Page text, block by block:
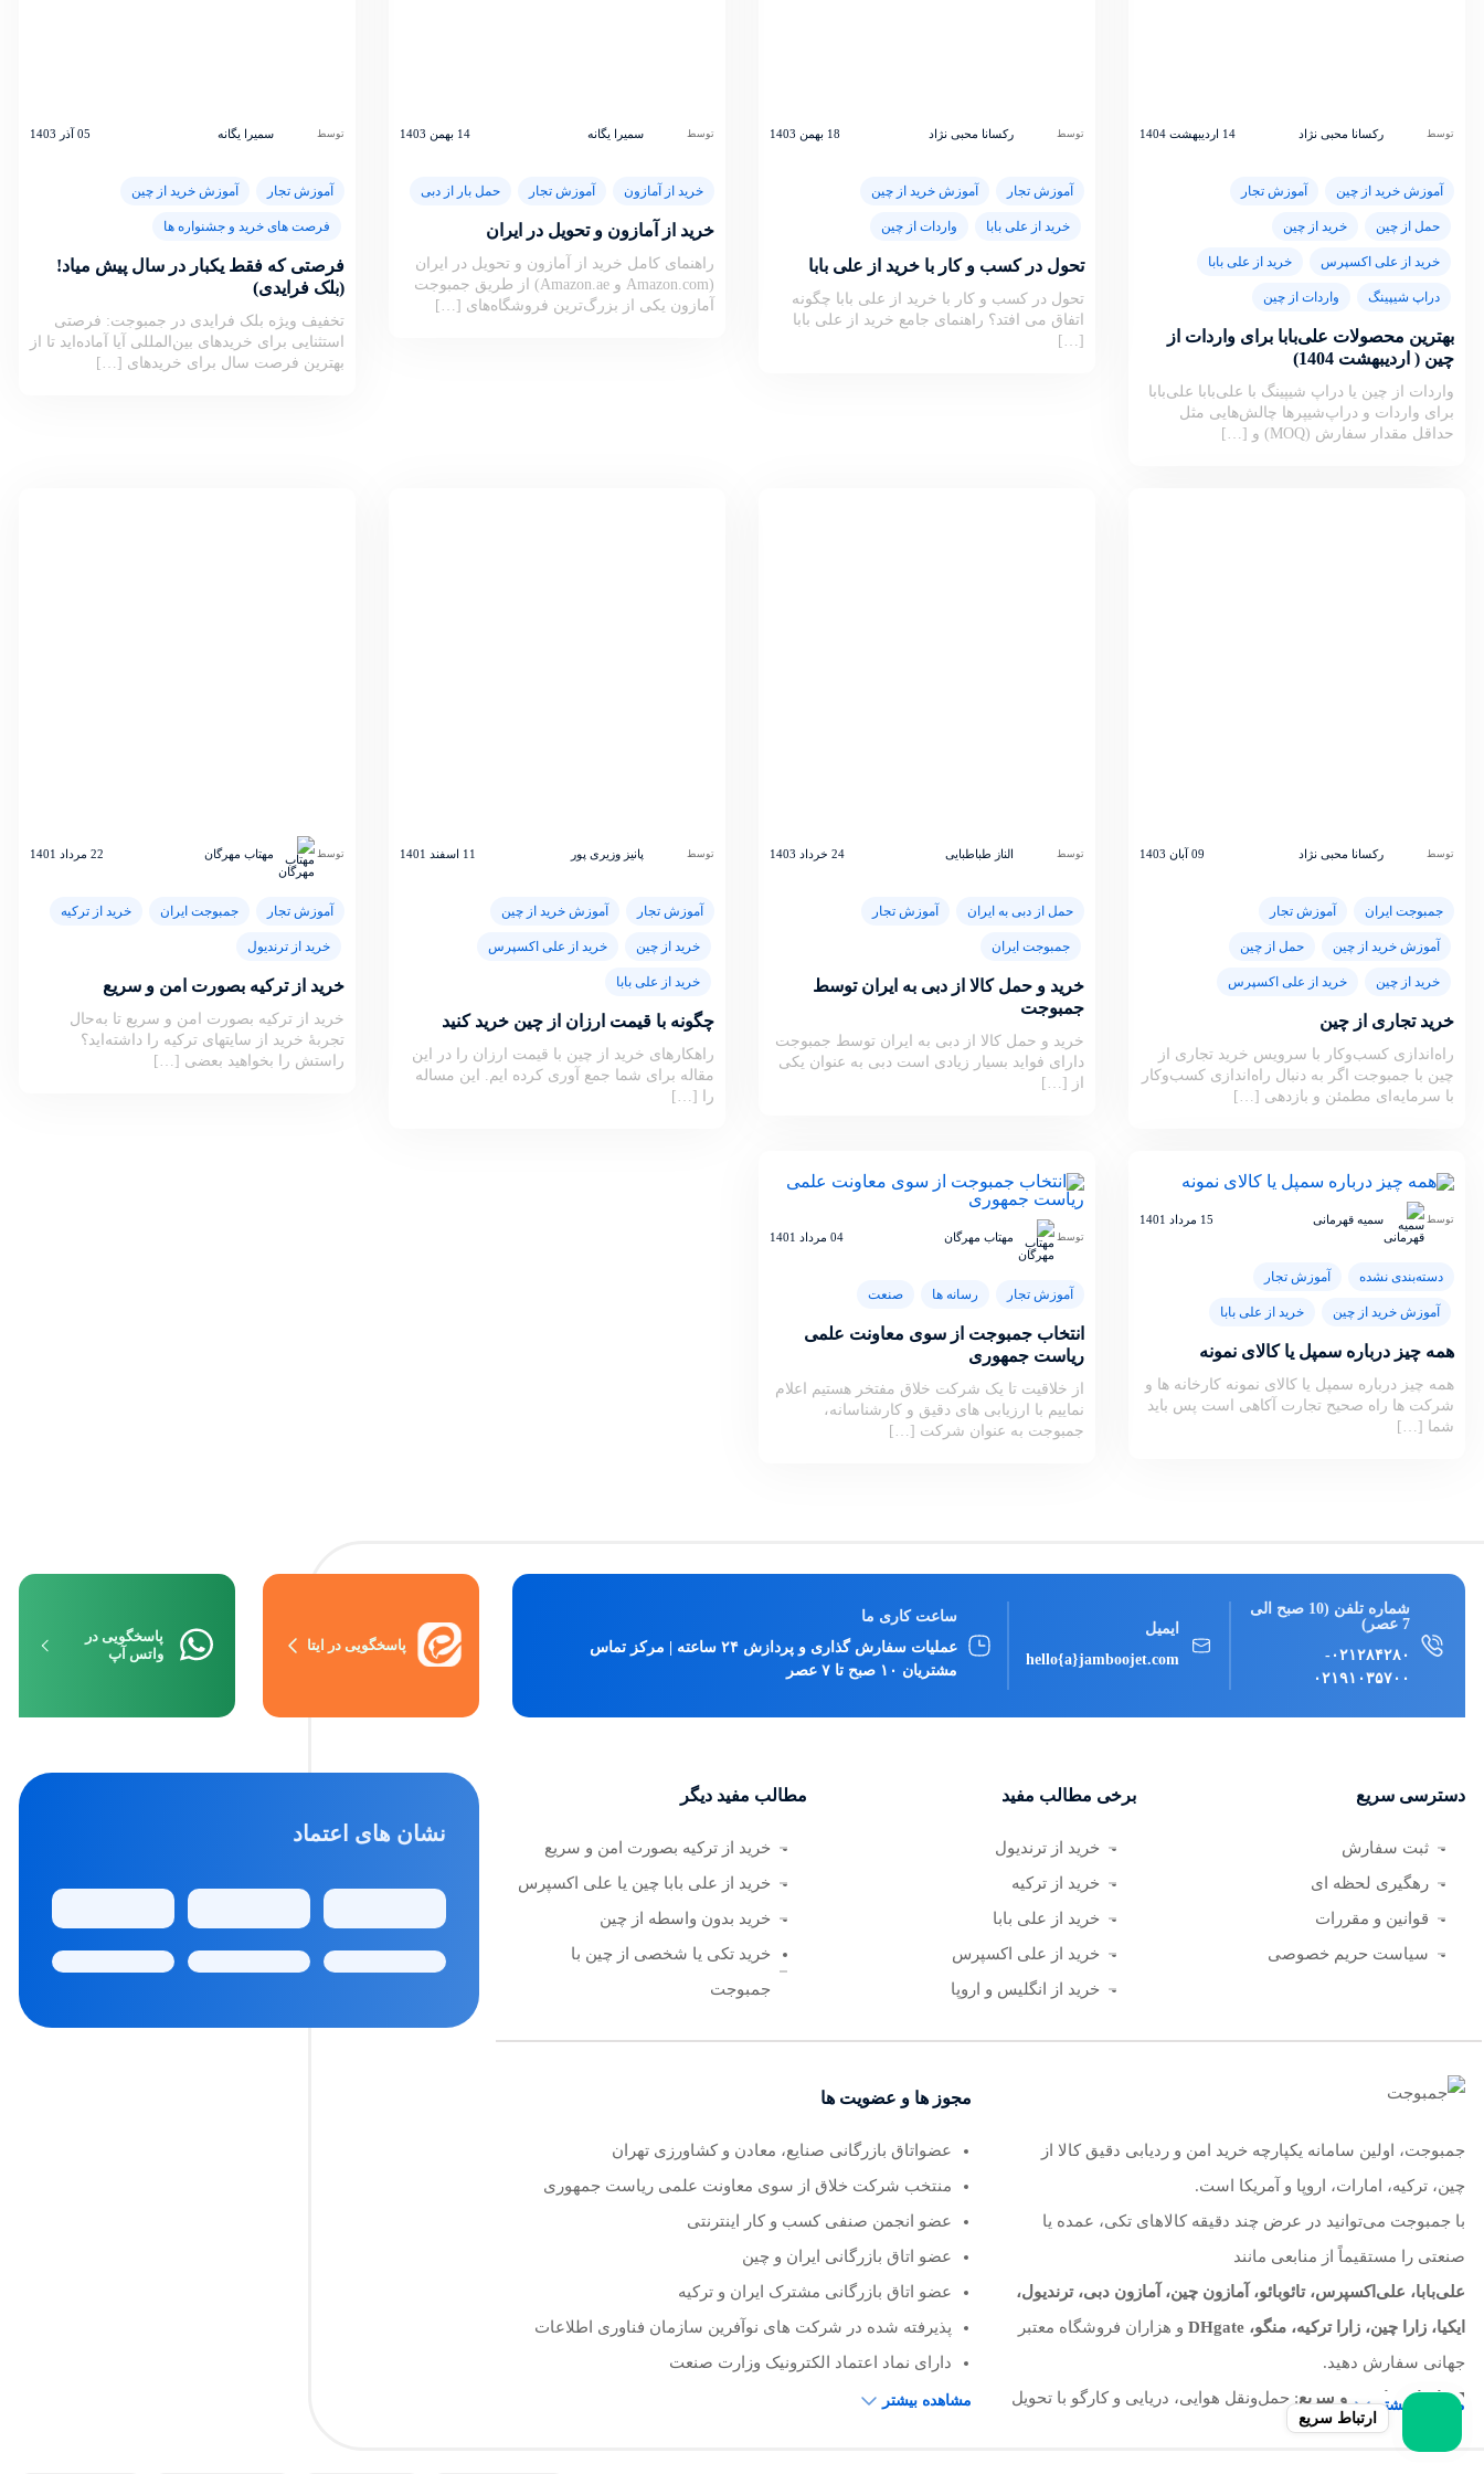
توسط رکسانا محبی نژاد 14 اردیبهشت 1404
آموزش خرید از چین آموزش تجار
حمل از چین خرید از چین
خرید از علی اکسپرس خرید از علی بابا
دراپ شیپینگ واردات از چین
بهترین محصولات علی‌بابا برای واردات از
چین ( اردیبهشت 1404)
واردات از چین یا دراپ شیپینگ با علی‌بابا علی‌بابا
برای واردات و دراپ‌شیپرها چالش‌هایی مثل
حداقل مقدار سفارش (MOQ) و […]
توسط رکسانا محبی نژاد 18 بهمن 1403
آموزش تجار آموزش خرید از چین
خرید از علی بابا واردات از چین
تحول در کسب و کار با خرید از علی بابا
تحول در کسب و کار با خرید از علی بابا چگونه
اتفاق می افتد؟ راهنمای جامع خرید از علی‌ بابا
[…]
توسط سمیرا یگانه 14 بهمن 1403
خرید از آمازون آموزش تجار حمل بار از دبی
خرید از آمازون و تحویل در ایران
راهنمای کامل خرید از آمازون و تحویل در ایران
(Amazon.com و Amazon.ae) از طریق جمبوجت
آمازون یکی از بزرگ‌ترین فروشگاه‌های […]
توسط سمیرا یگانه 05 آذر 1403
آموزش تجار آموزش خرید از چین
فرصت های خرید و جشنواره ها
فرصتی که فقط یکبار در سال پیش میاد!
(بلک فرایدی)
تخفیف ویژه بلک فرایدی در جمبوجت: فرصتی
استثنایی برای خریدهای بین‌المللی آیا آماده‌اید تا از
بهترین فرصت سال برای خریدهای […]
توسط رکسانا محبی نژاد 09 آبان 1403
جمبوجت ایران آموزش تجار
آموزش خرید از چین حمل از چین
خرید از چین خرید از علی اکسپرس
خرید تجاری از چین
راه‌اندازی کسب‌وکار با سرویس خرید تجاری از
چین با جمبوجت اگر به دنبال راه‌اندازی کسب‌وکار
با سرمایه‌ای مطمئن و بازدهی […]
توسط الناز طباطبایی 24 خرداد 1403
حمل از دبی به ایران آموزش تجار
جمبوجت ایران
خرید و حمل کالا از دبی به ایران توسط
جمبوجت
خرید و حمل کالا از دبی به ایران توسط جمبوجت
دارای فواید بسیار زیادی است دبی به عنوان یکی
از […]
توسط پانیز وزیری پور 11 اسفند 1401
آموزش تجار آموزش خرید از چین
خرید از چین خرید از علی اکسپرس
خرید از علی بابا
چگونه با قیمت ارزان از چین خرید کنید
راهکارهای خرید از چین با قیمت ارزان را در این
مقاله برای شما جمع آوری کرده ایم. این مساله
را […]
توسط مهتاب مهرگان 22 مرداد 1401
آموزش تجار جمبوجت ایران خرید از ترکیه
خرید از ترندیول
خرید از ترکیه بصورت امن و سریع
خرید از ترکیه بصورت امن و سریع تا به‌حال
تجربۀ خرید از سایتهای ترکیه را داشته‌اید؟
راستش را بخواهید بعضی […]
توسط سمیه قهرمانی 15 مرداد 1401
دسته‌بندی نشده آموزش تجار
آموزش خرید از چین خرید از علی بابا
همه چیز درباره سمپل یا کالای نمونه
همه چیز درباره سمپل یا کالای نمونه کارخانه ها و
شرکت ها راه صحیح تجارت آکاهی است پس باید
شما […]
توسط مهتاب مهرگان 04 مرداد 1401
آموزش تجار رسانه ها صنعت
انتخاب جمبوجت از سوی معاونت علمی
ریاست جمهوری
از خلاقیت تا یک شرکت خلاق مفتخر هستیم اعلام
نماییم با ارزیابی های دقیق و کارشناسانه،
جمبوجت به عنوان شرکت […]
شماره تلفن (10 صبح الی
7 عصر)
۰۲۱۲۸۴۲۸۰ -
۰۲۱۹۱۰۳۵۷۰۰
ایمیل
hello{a}jamboojet.com
ساعت کاری ما
عملیات سفارش گذاری و پردازش ۲۴ ساعته | مرکز تماس
مشتریان ۱۰ صبح تا ۷ عصر
پاسخگویی در ایتا
پاسخگویی در
واتس آپ
دسترسی سریع
ثبت سفارش
رهگیری لحظه ای
قوانین و مقررات
سیاست حریم خصوصی
برخی مطالب مفید
خرید از ترندیول
خرید از ترکیه
خرید از علی بابا
خرید از علی اکسپرس
خرید از انگلیس و اروپا
مطالب مفید دیگر
خرید از ترکیه بصورت امن و سریع
خرید از علی بابا چین یا علی اکسپرس
خرید بدون واسطه از چین
خرید تکی یا شخصی از چین با
جمبوجت
جمبوجت، اولین سامانه یکپارچه خرید امن و ردیابی دقیق کالا از
چین، ترکیه، امارات، اروپا و آمریکا است.
با جمبوجت می‌توانید در عرض چند دقیقه کالاهای تکی، عمده یا
صنعتی را مستقیماً از منابعی مانند
علی‌بابا، علی‌اکسپرس، تائوبائو، آمازون چین، آمازون دبی، ترندیول،
ایکیا، زارا چین، زارا ترکیه، منگو، DHgate
و هزاران فروشگاه معتبر
جهانی سفارش دهید.
◼️واردات قانونی و سریع: حمل‌ونقل هوایی، دریایی و کارگو با تحویل
۷–۱۵ روزه درب منزل
مشاهده بیشتر
مجوز ها و عضویت ها
عضواتاق بازرگانی صنایع، معادن و کشاورزی تهران
منتخب شرکت خلاق از سوی معاونت علمی ریاست جمهوری
عضو انجمن صنفی کسب و کار اینترنتی
عضو اتاق بازرگانی ایران و چین
عضو اتاق بازرگانی مشترک ایران و ترکیه
پذیرفته شده در شرکت های نوآفرین سازمان فناوری اطلاعات
دارای نماد اعتماد الکترونیک وزارت صنعت
مشاهده بیشتر
نشان های اعتماد
ارتباط سریع